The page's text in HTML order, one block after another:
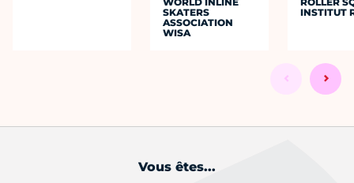
SKATERS
ASSOCIATION
WISA
INSTITUT
Vous êtes...